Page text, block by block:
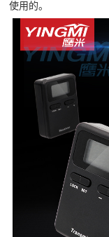
使用的。